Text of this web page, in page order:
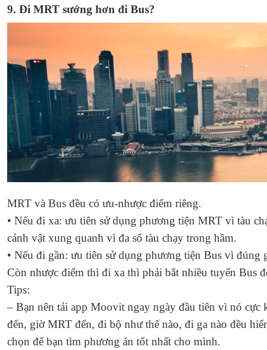
9. Đi MRT sướng hơn đi Bus?
MRT và Bus đều có ưu-nhược điểm riêng.
• Nếu đi xa: ưu tiên sử dụng phương tiện MRT vì tàu
cảnh vật xung quanh vì đa số tàu chạy trong hầm.
• Nếu đi gần: ưu tiên sử dụng phương tiện Bus vì đúng
Còn nhược điểm thì đi xa thì phải bắt nhiều tuyến Bus
Tips:
– Bạn nên tải app Moovit ngay ngày đầu tiên vì nó
đến, giờ MRT đến, đi bộ như thế nào, đi ga nào đều
chọn để bạn tìm phương án tốt nhất cho mình.